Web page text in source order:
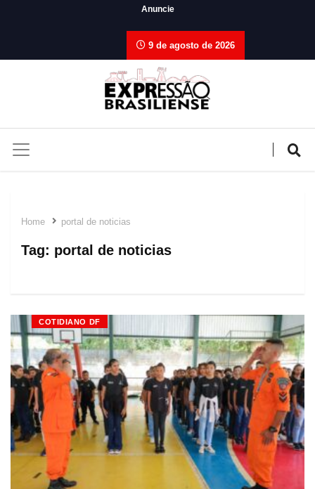
Anuncie
9 de agosto de 2026
Home portal de noticias
Tag: portal de noticias
COTIDIANO DF